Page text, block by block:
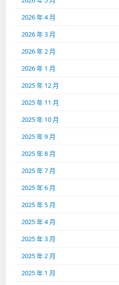
2026 年 4 月
2026 年 3 月
2026 年 2 月
2026 年 1 月
2025 年 12 月
2025 年 11 月
2025 年 10 月
2025 年 9 月
2025 年 8 月
2025 年 7 月
2025 年 6 月
2025 年 5 月
2025 年 4 月
2025 年 3 月
2025 年 2 月
2025 年 1 月